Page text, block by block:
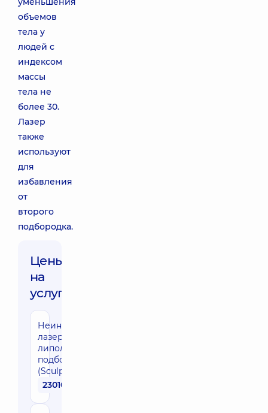
объемов
тела у
людей с
индексом
массы
тела не
более 30.
Лазер
также
используют
для
избавления
от
второго
подбородка.
Цены
на
услуги:
Неинвазивный
лазерный
липолиз зоны
подбородка
(SculpSure)
23010 грн